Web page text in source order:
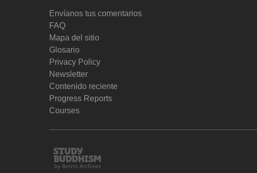
Envíanos tus comentarios
FAQ
Mapa del sitio
Glosario
Privacy Policy
Newsletter
Contenido reciente
Progress Reports
Courses
Study
Buddhism